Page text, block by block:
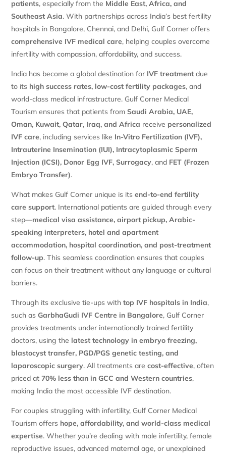
patients, especially from the Middle East, Africa, and
Southeast Asia. With partnerships across India’s best fertility
hospitals in Bangalore, Chennai, and Delhi, Gulf Corner offers
comprehensive IVF medical care, helping couples overcome
infertility with compassion, affordability, and success.
India has become a global destination for IVF treatment due
to its high success rates, low-cost fertility packages, and
world-class medical infrastructure. Gulf Corner Medical
Tourism ensures that patients fromSaudi Arabia, UAE,
Oman, Kuwait, Qatar, Iraq, and Africa receive personalized
IVF care, including services like In-Vitro Fertilization (IVF),
Intrauterine Insemination (IUI), Intracytoplasmic Sperm
Injection (ICSI), Donor Egg IVF, Surrogacy, and FET (Frozen
Embryo Transfer).
What makes Gulf Corner unique is itsend-to-end fertility
care support. International patients are guided through every
step—medical visa assistance, airport pickup, Arabic-
speaking interpreters, hotel and apartment
accommodation, hospital coordination, and post-treatment
follow-up. This seamless coordination ensures that couples
can focus on their treatment without any language or cultural
barriers.
Through its exclusive tie-ups withtop IVF hospitals in India,
such asGarbhaGudi IVF Centre in Bangalore, Gulf Corner
provides treatments under internationally trained fertility
doctors, using the latest technology in embryo freezing,
blastocyst transfer, PGD/PGS genetic testing, and
laparoscopic surgery. All treatments arecost-effective, often
priced at70% less than in GCC and Western countries,
making India the most accessible IVF destination.
For couples struggling with infertility, Gulf Corner Medical
Tourism offers hope, affordability, and world-class medical
expertise. Whether you’re dealing with male infertility, female
reproductive issues, advanced maternal age, or unexplained